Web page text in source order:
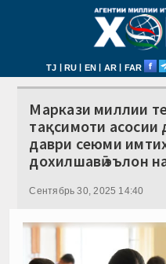
TJ | RU | EN | AR | FAR
Маркази миллии
тақсимоти асосии
даври сеюми
дохилшавӣ эълон
Сентябрь 30, 2025 14:40